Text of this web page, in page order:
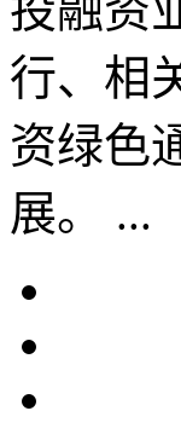
行、相
资绿色
展。 ...